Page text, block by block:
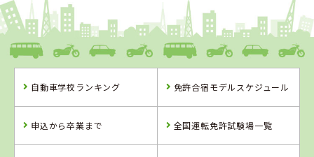
自動車学校ランキング 免許合宿モデルスケジュール
申込から卒業まで 全国運転免許試験場一覧